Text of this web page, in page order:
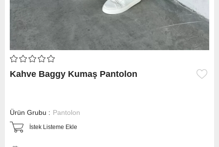
Kahve Baggy Kumaş Pantolon
Ürün Grubu : Pantolon
İstek Listeme Ekle